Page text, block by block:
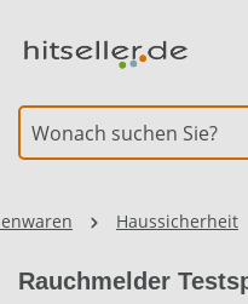
Haussicherheit
Rauchmelder